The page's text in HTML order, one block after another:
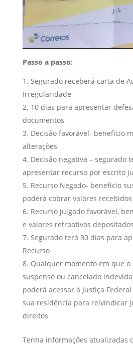
Passo a passo:
Segurado receberá carta de
Irregularidade
10 dias para apresentar
documentos
Decisão favorável- benefício
alterações
Decisão negativa – segurado
apresentar recurso por escrito
Recurso Negado- benefício
poderá cobrar valores
Recurso julgado favorável,
e valores retroativos
Segurado terá 30 dias para
Recurso
Qualquer momento em que
suspenso ou cancelado
poderá acessar à Justiça
sua residência para reivindicar
direitos
Tenha informações atualizadas